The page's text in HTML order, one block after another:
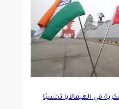
في الهيمالايا تحسبًا